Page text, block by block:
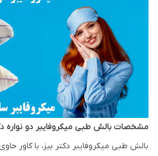
مشخصات بالش طبی میکروفایبر دو نواره
بالش طبی میکروفایبر دکتر بیز، با کاور